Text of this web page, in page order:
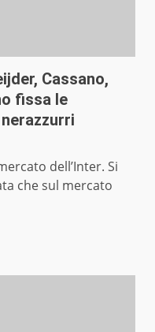
Cassano,
fissa le
dell’Inter. Si
che sul mercato